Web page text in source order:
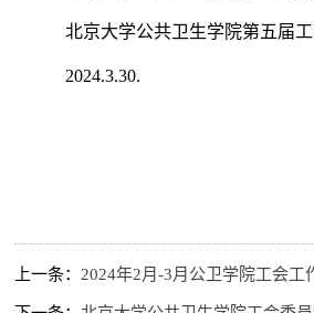
北京大学公共卫生学院第五届
2024.3.30.
上一条：2024年2月-3月公卫学院工会工